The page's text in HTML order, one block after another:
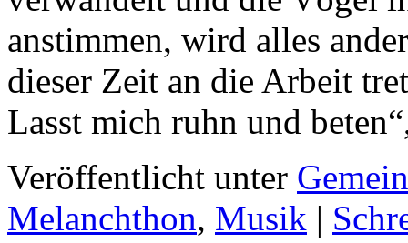
anstimmen, wird alles
dieser Zeit an die Arbeit
Lasst mich ruhn und
Veröffentlicht unter
Melanchthon, Musik |